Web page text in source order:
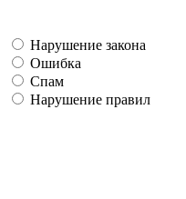
Нарушение закона
Ошибка
Спам
Нарушение правил